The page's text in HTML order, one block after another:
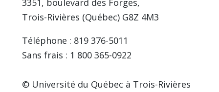
3351, boulevard des Forges,
Trois-Rivières (Québec) G8Z 4M3
Téléphone : 819 376-5011
Sans frais : 1 800 365-0922
© Université du Québec à Trois-Rivières